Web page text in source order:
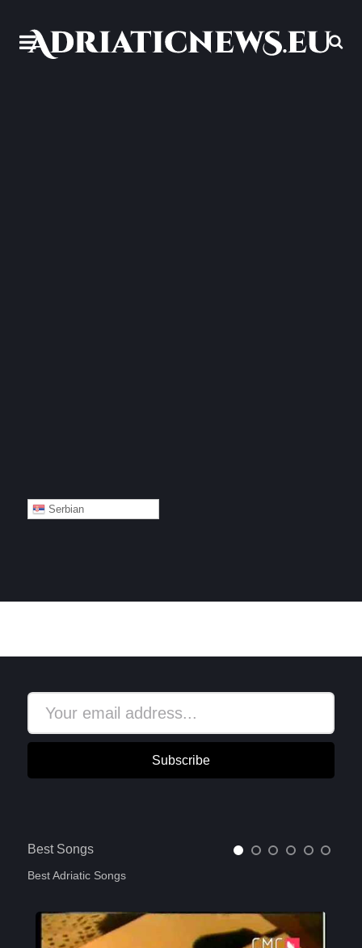
Serbian
Subscribe
Best Songs
Best Adriatic Songs